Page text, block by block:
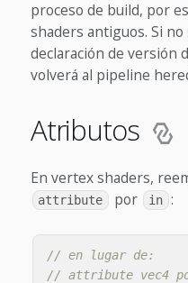
proceso de build, por
shaders antiguos. Si
declaración de versión
volverá al pipeline
Atributos
En vertex shaders,
attribute por in :
// en lugar de:
// attribute vec4